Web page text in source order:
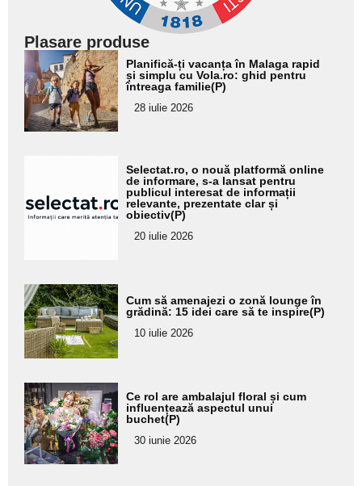
Plasare produse
Adaugă
aici textul
pentru
subtitlu
Planifică-ți vacanța în Malaga rapid
și simplu cu Vola.ro: ghid pentru
întreaga familie(P)
28 iulie 2026
pentru
subtitlu
Selectat.ro, o nouă platformă online
de informare, s-a lansat pentru
publicul interesat de informații
relevante, prezentate clar și
obiectiv(P)
20 iulie 2026
Adaugă
aici textul
pentru
subtitlu
Cum să amenajezi o zonă lounge în
grădină: 15 idei care să te inspire(P)
10 iulie 2026
Adaugă
aici textul
pentru
subtitlu
Ce rol are ambalajul floral și cum
influențează aspectul unui
buchet(P)
30 iunie 2026